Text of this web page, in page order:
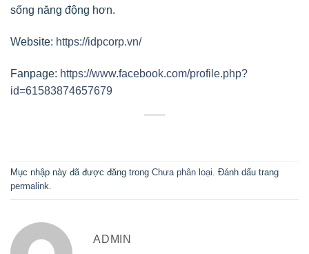
sống năng động hơn.
Website: https://idpcorp.vn/
Fanpage: https://www.facebook.com/profile.php?
id=61583874657679
Mục nhập này đã được đăng trong Chưa phân loại. Đánh dấu trang
permalink.
ADMIN